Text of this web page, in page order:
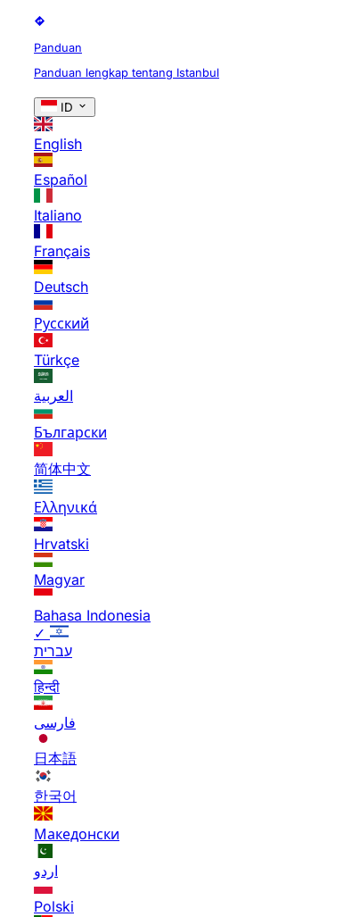
Panduan
Panduan lengkap tentang Istanbul
ID
English
Español
Italiano
Français
Deutsch
Русский
Türkçe
العربية
Български
简体中文
Ελληνικά
Hrvatski
Magyar
Bahasa Indonesia
✓
עברית
हिन्दी
فارسی
日本語
한국어
Македонски
اردو
Polski